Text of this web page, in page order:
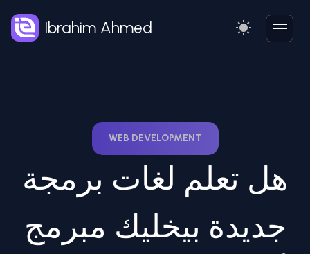
Ibrahim Ahmed
WEB DEVELOPMENT
هل تعلم لغات برمجة
جديدة بيخليك مبرمج